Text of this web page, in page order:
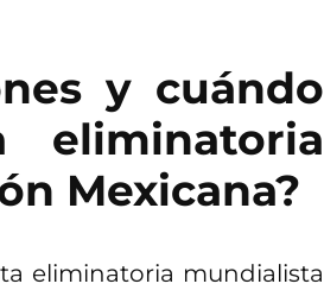
y cuándo
Mexicana?
eliminatoria mundialista